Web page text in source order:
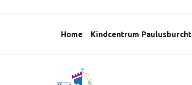
Home Kindcentrum Paulusburcht